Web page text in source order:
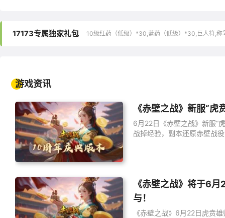
17173专属独家礼包 10级红药（低级）*30,蓝药（低级）*30,巨人符,
游戏资讯
《赤壁之战》新服“
6月22日《赤壁之战》新服“
战掉经验，副本还原赤壁战
《赤壁之战》将于6
与！
《赤壁之战》6月22日虎贲